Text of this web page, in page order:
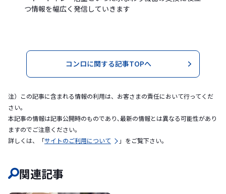
つ情報を幅広く発信していきます
コンロに関する記事TOPへ
注）この記事に含まれる情報の利用は、お客さまの責任において行ってくだ
さい。
本記事の情報は記事公開時のものであり､最新の情報とは異なる可能性があり
ますのでご注意ください｡
詳しくは、「サイトのご利用について 」をご覧下さい。
関連記事